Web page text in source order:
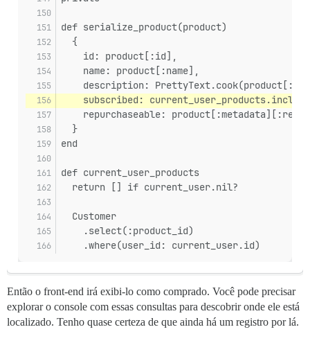
def serialize_product(product)
  {
    id: product[:id],
    name: product[:name],
description:
subscribed:
repurchaseable:
  }
end
def current_user_products
  return [] if current_user.nil?
  Customer
    .select(:product_id)
    .where(user_id: current_user.id)
Então o front-end irá exibi-lo como comprado. Você pode precisar
explorar o console com essas consultas para descobrir onde ele está
localizado. Tenho quase certeza de que ainda há um registro por lá.